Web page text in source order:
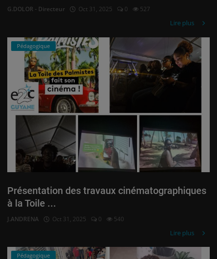
G.DOLOR - Directeur Oct 31, 2025 0 527
Lire plus
Pédagogique
Présentation des travaux cinématographiques
à la Toile ...
J.ANDRENA Oct 31, 2025 0 540
Lire plus
Pédagogique